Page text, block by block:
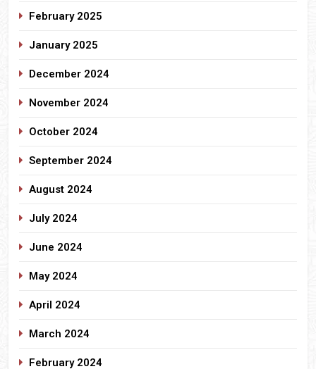
February 2025
January 2025
December 2024
November 2024
October 2024
September 2024
August 2024
July 2024
June 2024
May 2024
April 2024
March 2024
February 2024